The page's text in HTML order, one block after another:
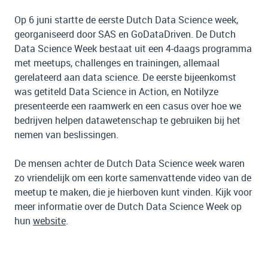
Op 6 juni startte de eerste Dutch Data Science week,
georganiseerd door SAS en GoDataDriven. De Dutch
Data Science Week bestaat uit een 4-daags programma
met meetups, challenges en trainingen, allemaal
gerelateerd aan data science. De eerste bijeenkomst
was getiteld Data Science in Action, en Notilyze
presenteerde een raamwerk en een casus over hoe we
bedrijven helpen datawetenschap te gebruiken bij het
nemen van beslissingen.
De mensen achter de Dutch Data Science week waren
zo vriendelijk om een ​​korte samenvattende video van de
meetup te maken, die je hierboven kunt vinden. Kijk voor
meer informatie over de Dutch Data Science Week op
hun website.